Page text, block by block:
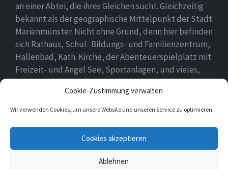
Cookie-Zustimmung verwalten
Wir verwenden Cookies, um unsere Website und unseren Service zu optimieren.
Cookies akzeptieren
Ablehnen
an einer Abtei, die ihres Gleichen sucht. Gleichzeitig
bekannt als der geographische Mittelpunkt der Stadt
Marienmünster. Nicht ohne Grund, denn hier befinden
sich Rathaus, Schul- Bildungs- und Familienzentrum,
Hallenbad, Kath. Kirche, der Abenteuerspielplatz mit
Freizeit- und Angel See, Sportanlagen, und vieles,
vieles mehr. Einen Überblick findet ihr hier auf
unserer Webseite..